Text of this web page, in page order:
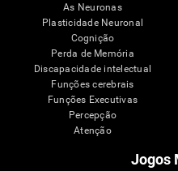
As Neuronas
Plasticidade Neuronal
Cognição
Perda de Memória
Discapacidade intelectual
Funções cerebrais
Funções Executivas
Percepção
Atenção
Jogos